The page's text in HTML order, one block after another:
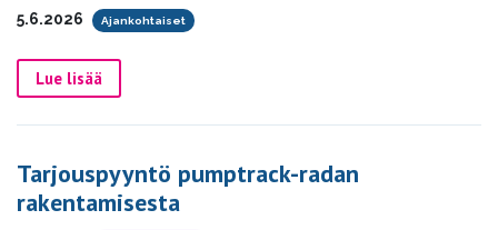
5.6.2026 Ajankohtaiset
Lue lisää
Tarjouspyyntö pumptrack-radan
rakentamisesta